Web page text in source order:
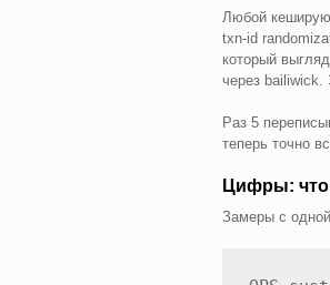
Любой
txn-id
который
через bailiwick.
Раз 5
теперь точно
Цифры: что
Замеры с